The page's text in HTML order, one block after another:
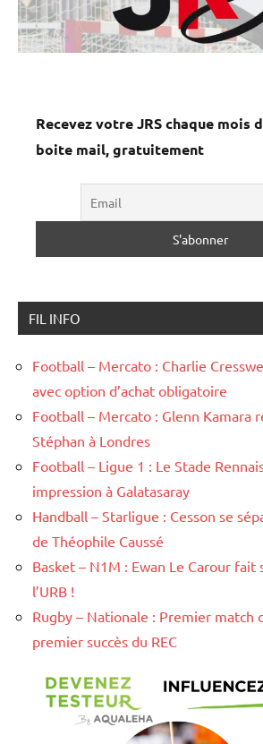
Recevez votre JRS chaque mois
boite mail, gratuitement
FIL INFO
Football – Mercato : Charlie
avec option d’achat obligatoire
Football – Mercato : Glenn Kamara
Stéphan à Londres
Football – Ligue 1 : Le Stade
impression à Galatasaray
Handball – Starligue : Cesson se
de Théophile Caussé
Basket – N1M : Ewan Le Carour fait
l’URB !
Rugby – Nationale : Premier match
premier succès du REC